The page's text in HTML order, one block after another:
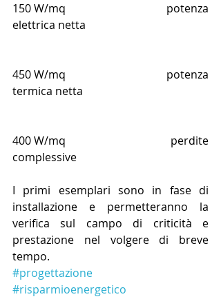
150 W/mq                                  potenza
elettrica netta
450 W/mq                                  potenza
termica netta
400 W/mq                                  perdite
complessive
I primi esemplari sono in fase di
installazione e permetteranno la
verifica sul campo di criticità e
prestazione nel volgere di breve
tempo.
#progettazione
#risparmioenergetico